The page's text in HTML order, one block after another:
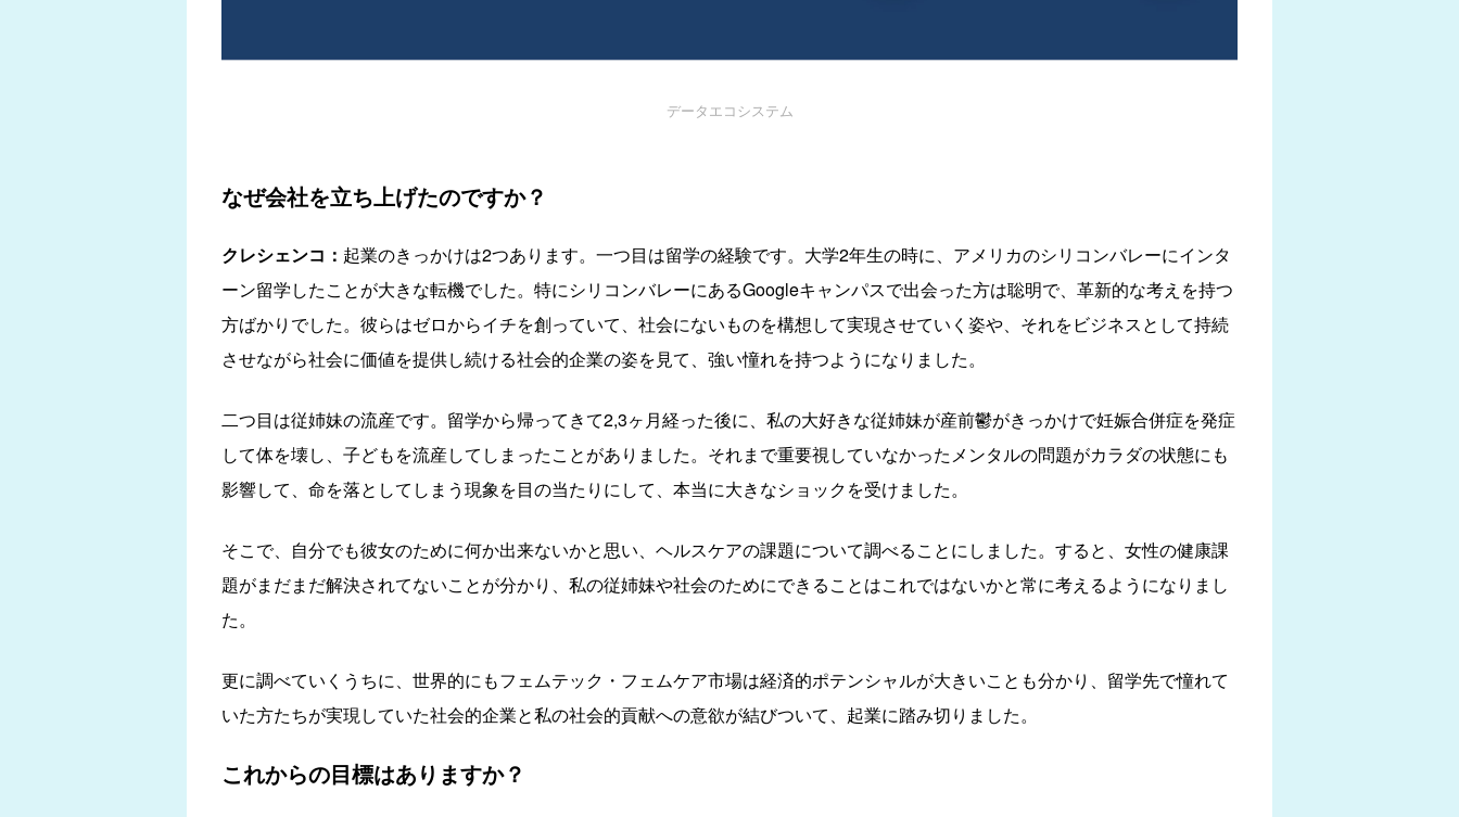
データエコシステム
なぜ会社を立ち上げたのですか？
クレシェンコ： 起業のきっかけは2つあります。一つ目は留学の経験です。大学2年生の時に、アメリカのシリコンバレーにインタ
ーン留学したことが大きな転機でした。特にシリコンバレーにあるGoogleキャンパスで出会った方は聡明で、革新的な考えを持つ
方ばかりでした。彼らはゼロからイチを創っていて、社会にないものを構想して実現させていく姿や、それをビジネスとして持続
させながら社会に価値を提供し続ける社会的企業の姿を見て、強い憧れを持つようになりました。
二つ目は従姉妹の流産です。留学から帰ってきて2,3ヶ月経った後に、私の大好きな従姉妹が産前鬱がきっかけで妊娠合併症を発症
して体を壊し、子どもを流産してしまったことがありました。それまで重要視していなかったメンタルの問題がカラダの状態にも
影響して、命を落としてしまう現象を目の当たりにして、本当に大きなショックを受けました。
そこで、自分でも彼女のために何か出来ないかと思い、ヘルスケアの課題について調べることにしました。すると、女性の健康課
題がまだまだ解決されてないことが分かり、私の従姉妹や社会のためにできることはこれではないかと常に考えるようになりまし
た。
更に調べていくうちに、世界的にもフェムテック・フェムケア市場は経済的ポテンシャルが大きいことも分かり、留学先で憧れて
いた方たちが実現していた社会的企業と私の社会的貢献への意欲が結びついて、起業に踏み切りました。
これからの目標はありますか？